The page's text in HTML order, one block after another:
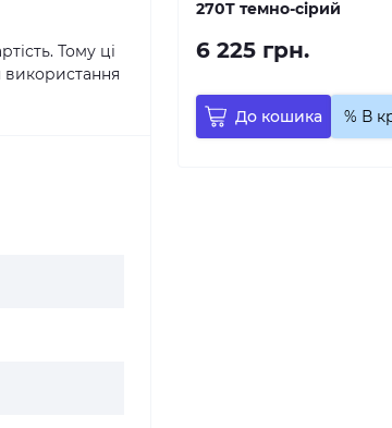
Тому ці
270T темно-сірий
6 225 грн.
До кошика % В